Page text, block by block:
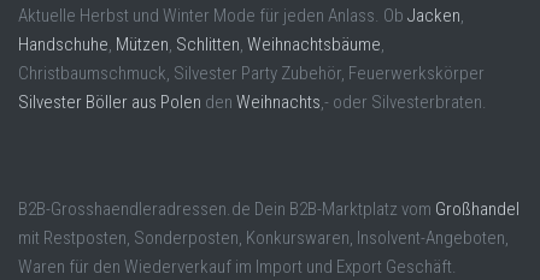
Aktuelle Herbst und Winter Mode für jeden Anlass. Ob Jacken,
Handschuhe, Mützen, Schlitten, Weihnachtsbäume,
Christbaumschmuck, Silvester Party Zubehör, Feuerwerkskörper
Silvester Böller aus Polen den Weihnachts,- oder Silvesterbraten.
B2B-Grosshaendleradressen.de Dein B2B-Marktplatz vom Großhandel
mit Restposten, Sonderposten, Konkurswaren, Insolvent-Angeboten,
Waren für den Wiederverkauf im Import und Export Geschäft.